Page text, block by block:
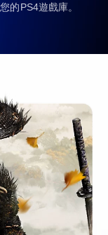
的PS4遊戲庫。